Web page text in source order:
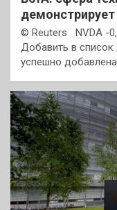
демонстрирует
© Reuters NVDA -
Добавить в
успешно